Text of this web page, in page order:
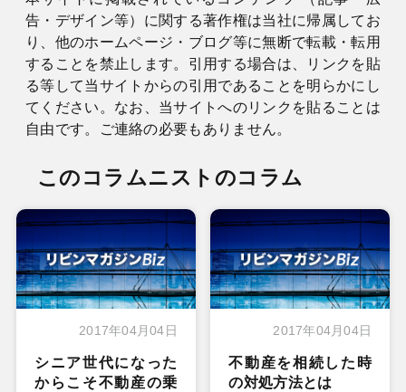
告・デザイン等）に関する著作権は当社に帰属してお
り、他のホームページ・ブログ等に無断で転載・転用
することを禁止します。引用する場合は、リンクを貼
る等して当サイトからの引用であることを明らかにし
てください。なお、当サイトへのリンクを貼ることは
自由です。ご連絡の必要もありません。
このコラムニストのコラム
2017年04月04日
シニア世代になった
からこそ不動産の乗
2017年04月04日
不動産を相続した時
の対処方法とは